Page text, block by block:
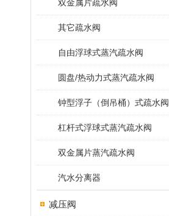
双金属片疏水阀
其它疏水阀
自由浮球式蒸汽疏水阀
圆盘/热动力式蒸汽疏水阀
钟型浮子（倒吊桶）式疏水阀
杠杆式浮球式蒸汽疏水阀
双金属片蒸汽疏水阀
汽水分离器
减压阀